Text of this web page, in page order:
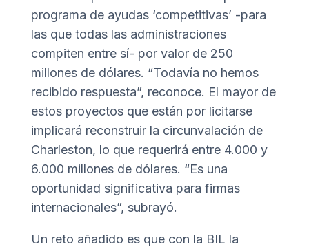
programa de ayudas ‘competitivas’ -para
las que todas las administraciones
compiten entre sí- por valor de 250
millones de dólares. “Todavía no hemos
recibido respuesta”, reconoce. El mayor de
estos proyectos que están por licitarse
implicará reconstruir la circunvalación de
Charleston, lo que requerirá entre 4.000 y
6.000 millones de dólares. “Es una
oportunidad significativa para firmas
internacionales”, subrayó.
Un reto añadido es que con la BIL la